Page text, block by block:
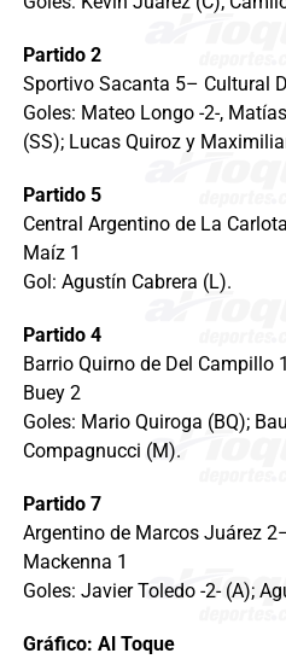
Partido 2
Sportivo Sacanta 5– Cultural
Goles: Mateo Longo -2-,
(SS); Lucas Quiroz y
Partido 5
Central Argentino de La
Maíz 1
Gol: Agustín Cabrera (L).
Partido 4
Barrio Quirno de Del Campillo
Buey 2
Goles: Mario Quiroga (BQ);
Compagnucci (M).
Partido 7
Argentino de Marcos Juárez
Mackenna 1
Goles: Javier Toledo -2- (A);
Gráfico: Al Toque